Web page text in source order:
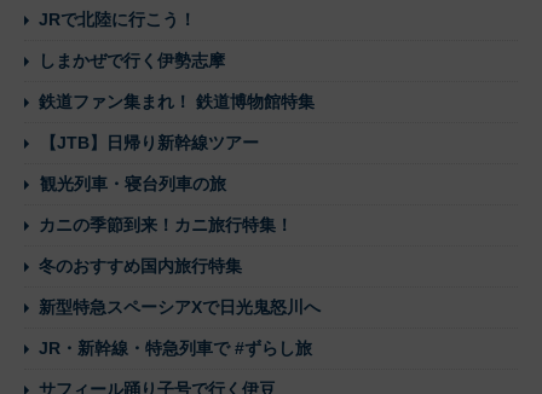
JRで北陸に行こう！
しまかぜで行く伊勢志摩
鉄道ファン集まれ！ 鉄道博物館特集
【JTB】日帰り新幹線ツアー
観光列車・寝台列車の旅
カニの季節到来！カニ旅行特集！
冬のおすすめ国内旅行特集
新型特急スペーシアXで日光鬼怒川へ
JR・新幹線・特急列車で #ずらし旅
サフィール踊り子号で行く伊豆